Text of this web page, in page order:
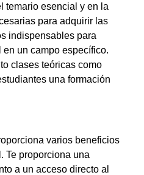
temario esencial y en la
para adquirir las
indispensables para
un campo específico.
clases teóricas como
una formación
varios beneficios
Te proporciona una
a un acceso directo al